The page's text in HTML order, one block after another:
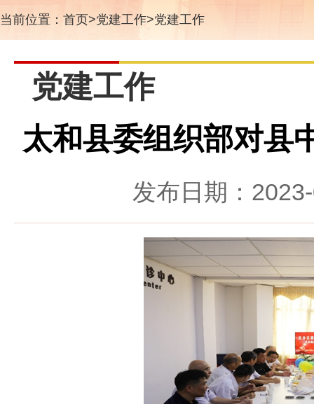
当前位置： 首页>党建工作>党建工作
党建工作
太和县委组织部对县
发布日期：